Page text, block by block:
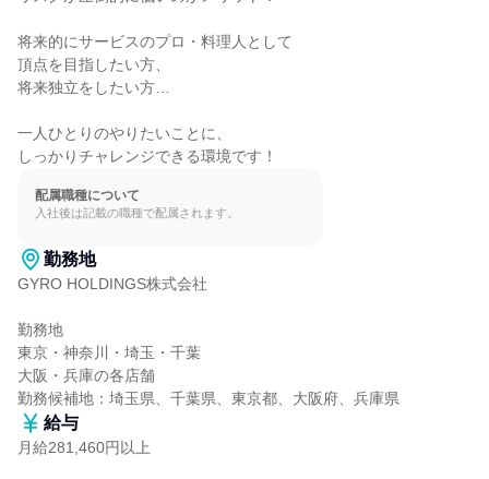
将来的にサービスのプロ・料理人として
頂点を目指したい方、
将来独立をしたい方…
一人ひとりのやりたいことに、
しっかりチャレンジできる環境です！
配属職種について
入社後は記載の職種で配属されます。
勤務地
GYRO HOLDINGS株式会社
勤務地
東京・神奈川・埼玉・千葉
大阪・兵庫の各店舗
勤務候補地：埼玉県、千葉県、東京都、大阪府、兵庫県
給与
月給281,460円以上